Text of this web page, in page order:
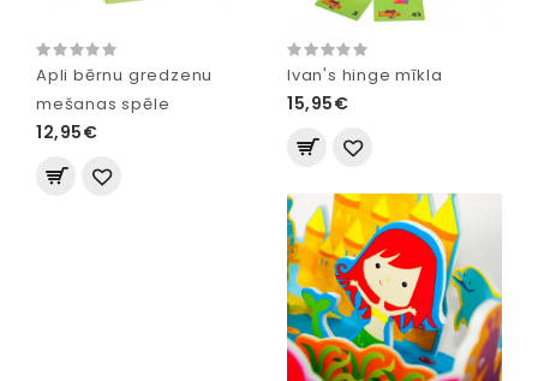
Apli bērnu gredzenu
mešanas spēle
12,95€
Ivan's hinge mīkla
15,95€